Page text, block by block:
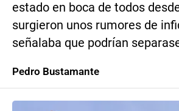
estado en boca de todos
surgieron unos rumores de
señalaba que podrían
Pedro Bustamante